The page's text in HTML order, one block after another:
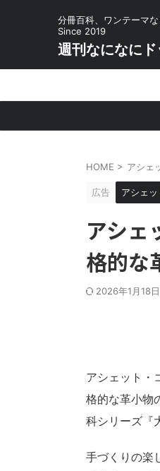
分冊百科、ワンテーマ
Since 2019
週刊なになに
HOME > アシェ
広告 アシェ
アシェ
格的な
2026年1月18日
アシェット・
格的な革小物
科シリーズ『
手づくりの楽